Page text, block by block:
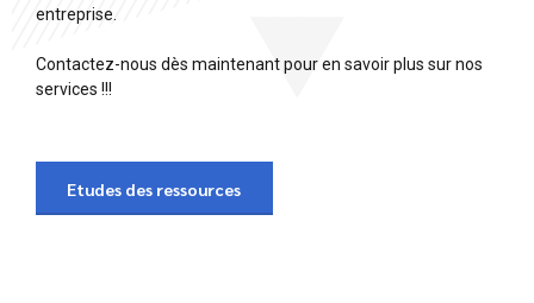
entreprise.
Contactez-nous dès maintenant pour en savoir plus sur nos
services !!!
Etudes des ressources